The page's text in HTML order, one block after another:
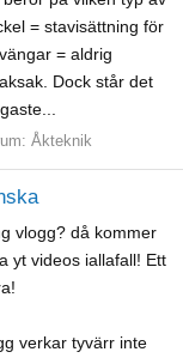
= stavisättning för
= aldrig
Dock står det
Åkteknik
vlogg? då kommer
yt videos iallafall! Ett
verkar tyvärr inte